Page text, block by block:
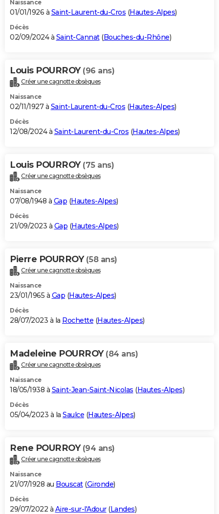
Naissance
01/01/1926 à Saint-Laurent-du-Cros (Hautes-Alpes)
Décès
02/09/2024 à Saint-Cannat(Bouches-du-Rhône)
Louis POURROY (96 ans)
Créer une cagnotte obsèques
Naissance
02/11/1927 à Saint-Laurent-du-Cros (Hautes-Alpes)
Décès
12/08/2024 à Saint-Laurent-du-Cros (Hautes-Alpes)
Louis POURROY (75 ans)
Créer une cagnotte obsèques
Naissance
07/08/1948 à Gap (Hautes-Alpes)
Décès
21/09/2023 à Gap (Hautes-Alpes)
Pierre POURROY (58 ans)
Créer une cagnotte obsèques
Naissance
23/01/1965 à Gap (Hautes-Alpes)
Décès
28/07/2023 à la Rochette (Hautes-Alpes)
Madeleine POURROY (84 ans)
Créer une cagnotte obsèques
Naissance
18/05/1938 à Saint-Jean-Saint-Nicolas (Hautes-Alpes)
Décès
05/04/2023 à la Saulce (Hautes-Alpes)
Rene POURROY (94 ans)
Créer une cagnotte obsèques
Naissance
21/07/1928 au Bouscat(Gironde)
Décès
29/07/2022 à Aire-sur-l'Adour(Landes)